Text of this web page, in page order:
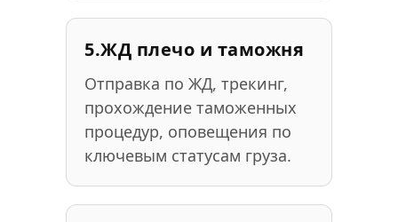
5.ЖД плечо и таможня
Отправка по ЖД, трекинг,
прохождение таможенных
процедур, оповещения по
ключевым статусам груза.